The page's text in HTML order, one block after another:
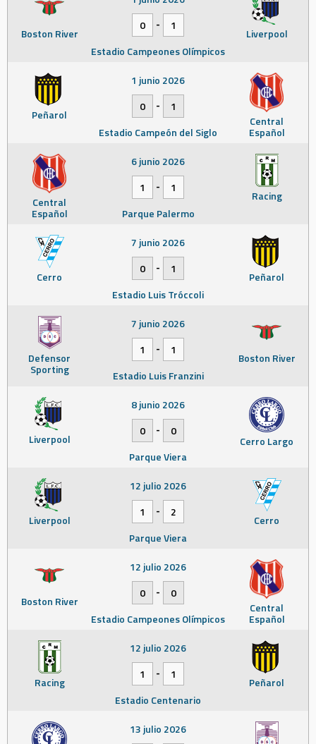
Boston River Liverpool
0
-
1
Estadio Campeones Olímpicos
Peñarol Central
Español
1 junio 2026
0
-
1
Estadio Campeón del Siglo
Central
Español
Racing
6 junio 2026
1
-
1
Parque Palermo
Cerro Peñarol
7 junio 2026
0
-
1
Estadio Luis Tróccoli
Defensor
Sporting
Boston River
7 junio 2026
1
-
1
Estadio Luis Franzini
Liverpool Cerro Largo
8 junio 2026
0
-
0
Parque Viera
Liverpool Cerro
12 julio 2026
1
-
2
Parque Viera
Boston River Central
Español
12 julio 2026
0
-
0
Estadio Campeones Olímpicos
Racing Peñarol
12 julio 2026
1
-
1
Estadio Centenario
13 julio 2026